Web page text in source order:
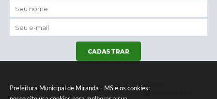
Prefeitura Municipal de Miranda - MS e os cookies:
CADASTRAR
Versão do Sistema:
3.5.3 - 19/06/2026
Portal atualizado em: